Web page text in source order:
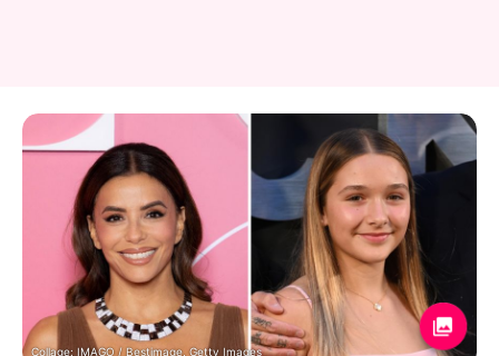
Collage: IMAGO / Bestimage, Getty Images